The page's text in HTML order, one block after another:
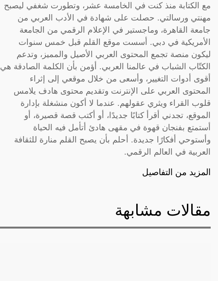
مع الكتابة منذ كنت في الخامسة عشر، وتطورت شغفي ليصبح
مهنتي ورسالتي. حصلت على شهادة في الأدب العربي من
جامعة القاهرة، وماجستير في الإعلام الرقمي من الجامعة
الأمريكية في دبي. أسست موقع القلم قبل خمس سنوات
ليكون منصة تجمع المحتوى العربي الأصيل والمميز، وتدعم
الكتّاب الشباب في عالمنا العربي. أؤمن بأن الكلمة الصادقة هي
أقوى أدوات التغيير، وأسعى من خلال موقعي إلى إثراء
المحتوى العربي على الإنترنت وتقديم محتوى هادف يلامس
قلوب القراء ويثري عقولهم. عندما لا أكون منشغلة بإدارة
الموقع، تجدني أقرأ كتابًا جديدًا، أو أكتب قصة قصيرة، أو
أستمتع بفنجان قهوة في مقهى هادئ أتأمل فيه الحياة
وأستوحي أفكارًا جديدة. أحلم بأن يصبح القلم منارة للثقافة
العربية في العالم الرقمي.
المزيد من التفاصيل
مقالات مشابهة